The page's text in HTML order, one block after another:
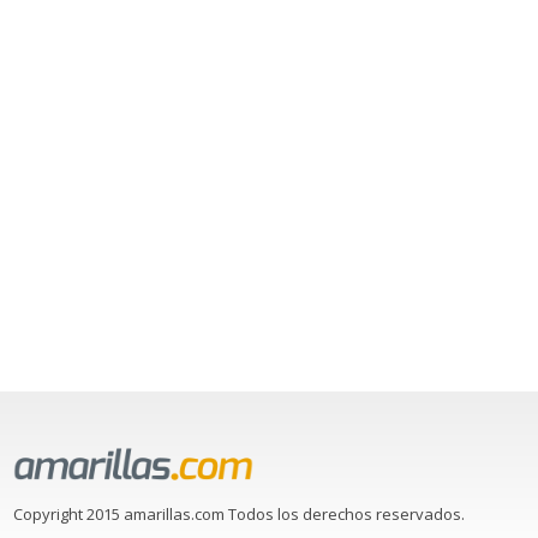
Copyright 2015 amarillas.com Todos los derechos reservados.